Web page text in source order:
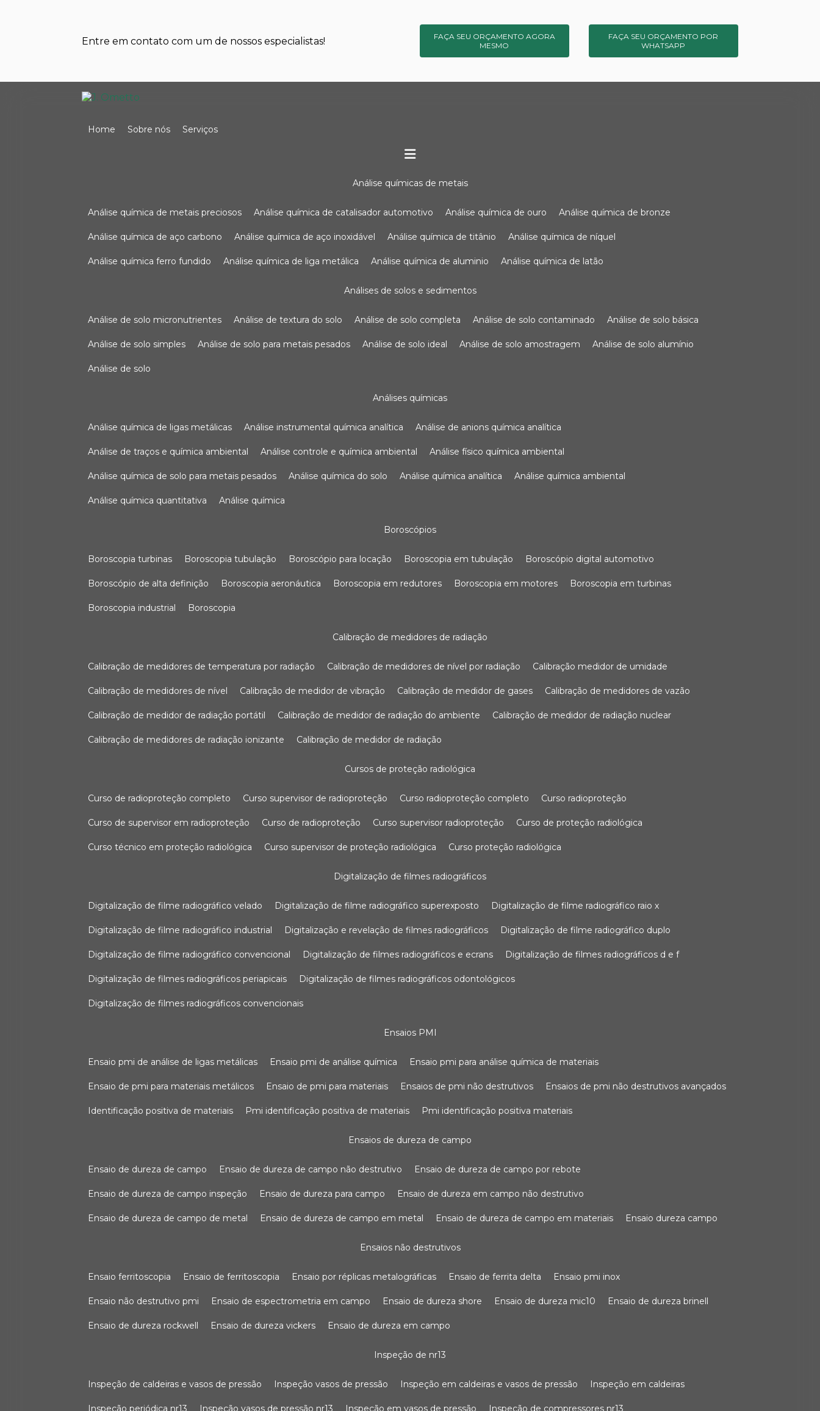
Entre em contato com um de nossos especialistas!
FAÇA SEU ORÇAMENTO AGORA
MESMO
FAÇA SEU ORÇAMENTO POR
WHATSAPP
Home Sobre nós Serviços
análise químicas de metais
análise química de metais preciosos análise química de catalisador automotivo análise química de ouro análise química de bronze
análise química de aço carbono análise química de aço inoxidável análise química de titânio análise química de níquel
análise química ferro fundido análise química de liga metálica análise química de aluminio análise química de latão
análises de solos e sedimentos
análise de solo micronutrientes análise de textura do solo análise de solo completa análise de solo contaminado análise de solo básica
análise de solo simples análise de solo para metais pesados análise de solo ideal análise de solo amostragem análise de solo alumínio
análise de solo
análises químicas
análise química de ligas metálicas análise instrumental química analítica análise de anions química analítica
análise de traços e química ambiental análise controle e química ambiental análise físico química ambiental
análise química de solo para metais pesados análise química do solo análise química analítica análise química ambiental
análise química quantitativa análise química
boroscópios
boroscopia turbinas boroscopia tubulação boroscópio para locação boroscopia em tubulação boroscópio digital automotivo
boroscópio de alta definição boroscopia aeronáutica boroscopia em redutores boroscopia em motores boroscopia em turbinas
boroscopia industrial boroscopia
calibração de medidores de radiação
calibração de medidores de temperatura por radiação calibração de medidores de nível por radiação calibração medidor de umidade
calibração de medidores de nível calibração de medidor de vibração calibração de medidor de gases calibração de medidores de vazão
calibração de medidor de radiação portátil calibração de medidor de radiação do ambiente calibração de medidor de radiação nuclear
calibração de medidores de radiação ionizante calibração de medidor de radiação
cursos de proteção radiológica
curso de radioproteção completo curso supervisor de radioproteção curso radioproteção completo curso radioproteção
curso de supervisor em radioproteção curso de radioproteção curso supervisor radioproteção curso de proteção radiológica
curso técnico em proteção radiológica curso supervisor de proteção radiológica curso proteção radiológica
digitalização de filmes radiográficos
digitalização de filme radiográfico velado digitalização de filme radiográfico superexposto digitalização de filme radiográfico raio x
digitalização de filme radiográfico industrial digitalização e revelação de filmes radiográficos digitalização de filme radiográfico duplo
digitalização de filme radiográfico convencional digitalização de filmes radiográficos e ecrans digitalização de filmes radiográficos d e f
digitalização de filmes radiográficos periapicais digitalização de filmes radiográficos odontológicos
digitalização de filmes radiográficos convencionais
ensaios PMI
ensaio pmi de análise de ligas metálicas ensaio pmi de análise química ensaio pmi para análise química de materiais
ensaio de pmi para materiais metálicos ensaio de pmi para materiais ensaios de pmi não destrutivos ensaios de pmi não destrutivos avançados
identificação positiva de materiais pmi identificação positiva de materiais pmi identificação positiva materiais
ensaios de dureza de campo
ensaio de dureza de campo ensaio de dureza de campo não destrutivo ensaio de dureza de campo por rebote
ensaio de dureza de campo inspeção ensaio de dureza para campo ensaio de dureza em campo não destrutivo
ensaio de dureza de campo de metal ensaio de dureza de campo em metal ensaio de dureza de campo em materiais ensaio dureza campo
ensaios não destrutivos
ensaio ferritoscopia ensaio de ferritoscopia ensaio por réplicas metalográficas ensaio de ferrita delta ensaio pmi inox
ensaio não destrutivo pmi ensaio de espectrometria em campo ensaio de dureza shore ensaio de dureza mic10 ensaio de dureza brinell
ensaio de dureza rockwell ensaio de dureza vickers ensaio de dureza em campo
inspeção de nr13
inspeção de caldeiras e vasos de pressão inspeção vasos de pressão inspeção em caldeiras e vasos de pressão inspeção em caldeiras
inspeção periódica nr13 inspeção vasos de pressão nr13 inspeção em vasos de pressão inspeção de compressores nr13